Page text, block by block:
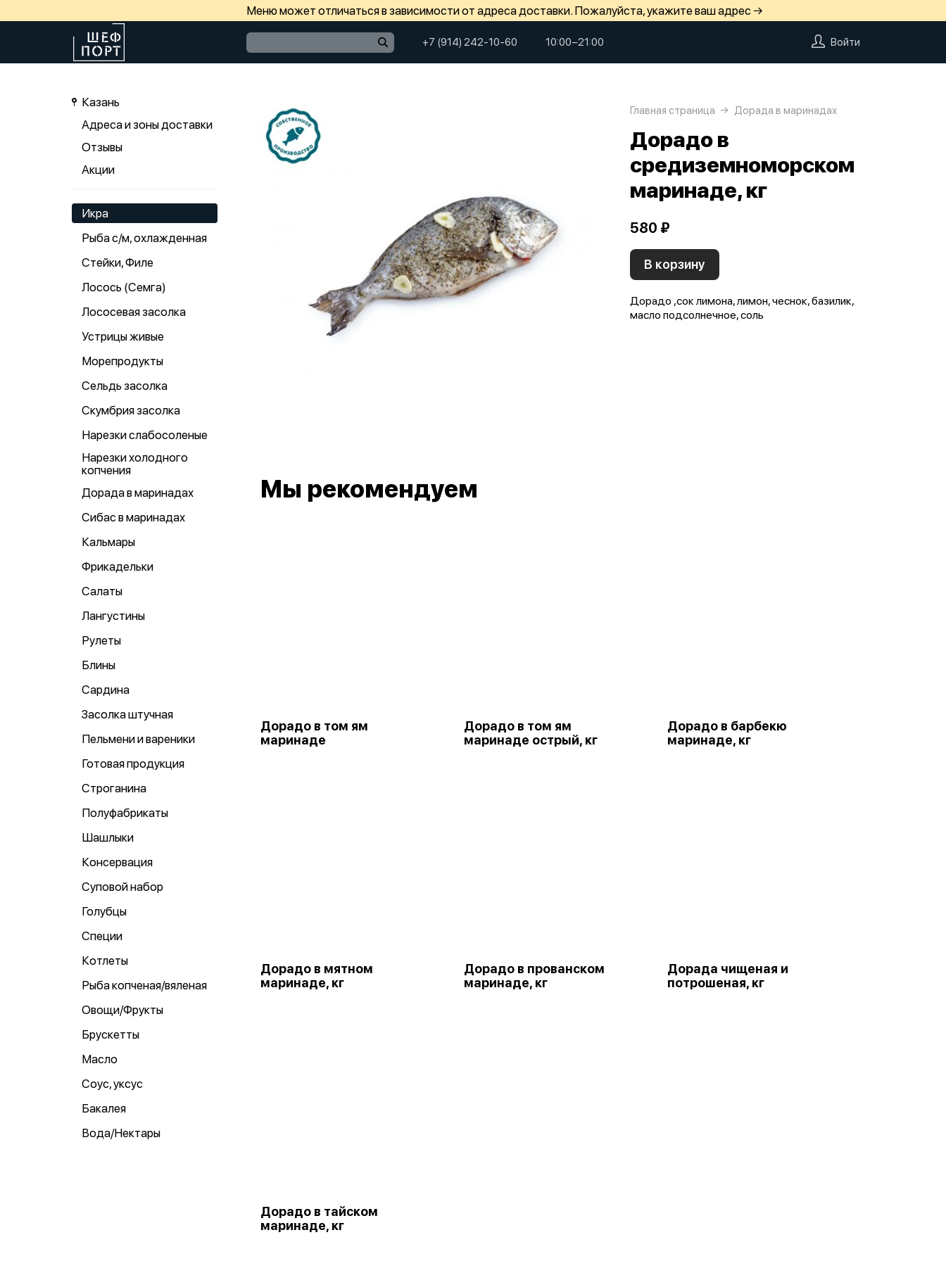
Меню может отличаться в зависимости от адреса доставки. Пожалуйста, укажите ваш адрес →
+7 (914) 242-10-60 10:00−21:00 Войти
Казань
Адреса и зоны доставки
Отзывы
Акции
Икра
Рыба с/м, охлажденная
Стейки, Филе
Лосось (Семга)
Лососевая засолка
Устрицы живые
Морепродукты
Сельдь засолка
Скумбрия засолка
Нарезки слабосоленые
Нарезки холодного
копчения
Дорада в маринадах
Сибас в маринадах
Кальмары
Фрикадельки
Салаты
Лангустины
Рулеты
Блины
Сардина
Засолка штучная
Пельмени и вареники
Готовая продукция
Строганина
Полуфабрикаты
Шашлыки
Консервация
Суповой набор
Голубцы
Специи
Котлеты
Рыба копченая/вяленая
Овощи/Фрукты
Брускетты
Масло
Соус, уксус
Бакалея
Вода/Нектары
Главная страница Дорада в маринадах
Дорадо в
средиземноморском
маринаде, кг
580 ₽
В корзину
Дорадо ,сок лимона, лимон, чеснок, базилик,
масло подсолнечное, соль
Мы рекомендуем
Дорадо в том ям
маринаде
Дорадо в том ям
маринаде острый, кг
Дорадо в барбекю
маринаде, кг
Дорадо в мятном
маринаде, кг
Дорадо в прованском
маринаде, кг
Дорада чищеная и
потрошеная, кг
Дорадо в тайском
маринаде, кг